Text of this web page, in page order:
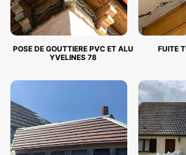
POSE DE GOUTTIERE PVC ET ALU
YVELINES 78
FUITE